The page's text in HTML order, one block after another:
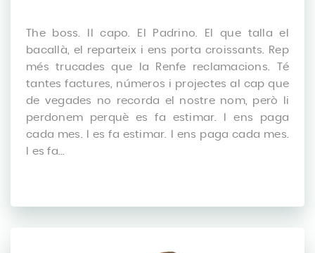
The boss. Il capo. El Padrino. El que talla el
bacallà, el reparteix i ens porta croissants. Rep
més trucades que la Renfe reclamacions. Té
tantes factures, números i projectes al cap que
de vegades no recorda el nostre nom, però li
perdonem perquè es fa estimar. I ens paga
cada mes. I es fa estimar. I ens paga cada mes.
I es fa...